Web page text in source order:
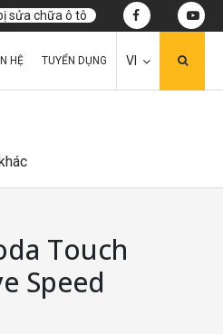
sửa chữa ô tô
HỆ TUYỂN DỤNG VI
Touch
Speed